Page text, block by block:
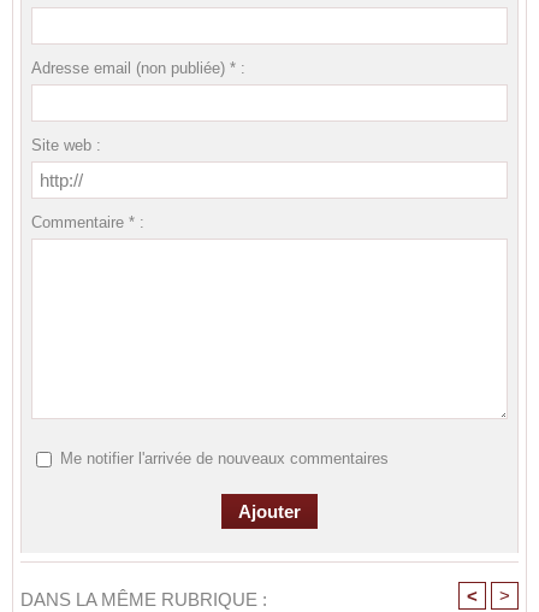
Adresse email (non publiée) * :
Site web :
Commentaire * :
Me notifier l'arrivée de nouveaux commentaires
DANS LA MÊME RUBRIQUE : < >